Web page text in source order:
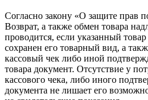
Согласно закону «О защите прав
Возврат, а также обмен товара
проводится, если указанный
сохранен его товарный вид, а
кассовый чек либо иной
товара документ. Отсутствие у
кассового чека, либо иного
документа не лишает его